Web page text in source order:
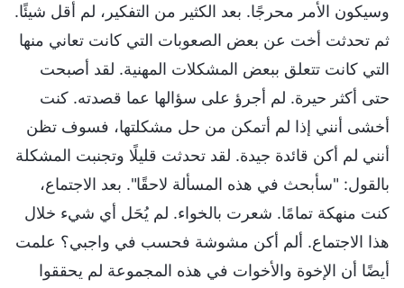
وسيكون الأمر محرجًا. بعد الكثير من التفكير، لم أقل شيئًا.
ثم تحدثت أخت عن بعض الصعوبات التي كانت تعاني منها
التي كانت تتعلق ببعض المشكلات المهنية. لقد أصبحت
حتى أكثر حيرة. لم أجرؤ على سؤالها عما قصدته. كنت
أخشى أنني إذا لم أتمكن من حل مشكلتها، فسوف تظن
أنني لم أكن قائدة جيدة. لقد تحدثت قليلًا وتجنبت المشكلة
بالقول: "سأبحث في هذه المسألة لاحقًا". بعد الاجتماع،
كنت منهكة تمامًا. شعرت بالخواء. لم يُحَل أي شيء خلال
هذا الاجتماع. ألم أكن مشوشة فحسب في واجبي؟ علمت
أيضًا أن الإخوة والأخوات في هذه المجموعة لم يحققوا